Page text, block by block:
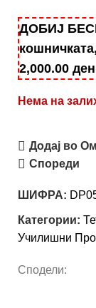
ДОБИЈ
2,000.00 ден
Нема на
Додај во
Спореди
ШИФРА:
Категории:
Училишни
Сподели: